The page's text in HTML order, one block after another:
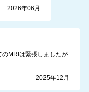
2026年06月
MRIは緊張しましたが
2025年12月